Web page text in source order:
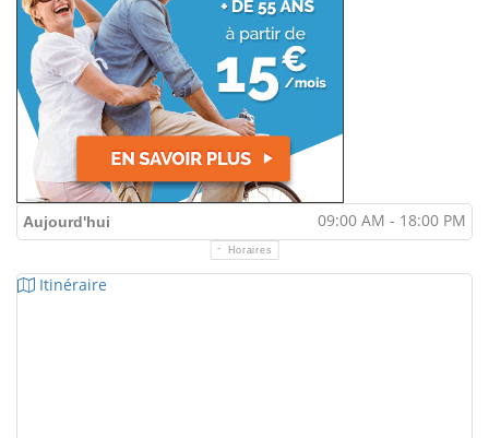
Aujourd'hui 09:00 AM - 18:00 PM
Horaires
Itinéraire